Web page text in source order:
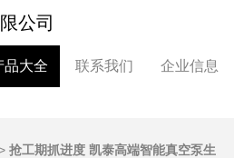
公司
品大全 联系我们 企业信息
抢工期抓进度 凯泰高端智能真空泵生